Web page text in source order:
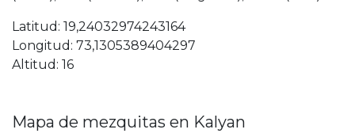
Latitud: 19,24032974243164
Longitud: 73,1305389404297
Altitud: 16
Mapa de mezquitas en Kalyan